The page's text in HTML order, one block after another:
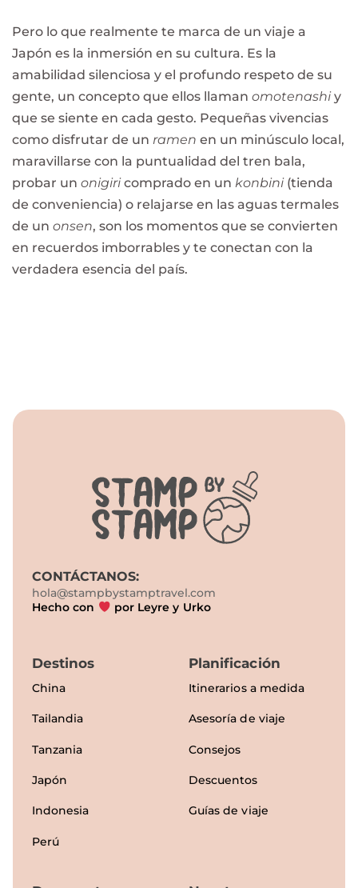
Pero lo que realmente te marca de un viaje a
Japón es la inmersión en su cultura. Es la
amabilidad silenciosa y el profundo respeto de su
gente, un concepto que ellos llaman omotenashiy
que se siente en cada gesto. Pequeñas vivencias
como disfrutar de un ramen en un minúsculo local,
maravillarse con la puntualidad del tren bala,
probar un onigiricomprado en un konbini(tienda
de conveniencia) o relajarse en las aguas termales
de un onsen, son los momentos que se convierten
en recuerdos imborrables y te conectan con la
verdadera esencia del país.
CONTÁCTANOS:
hola@stampbystamptravel.com
Hecho con
por Leyre y Urko
Destinos
China
Tailandia
Tanzania
Japón
Indonesia
Perú
Planificación
Itinerarios a medida
Asesoría de viaje
Consejos
Descuentos
Guías de viaje